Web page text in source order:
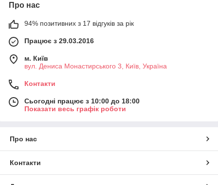
Про нас
94% позитивних з 17 відгуків за рік
Працює з 29.03.2016
м. Київ
вул. Дениса Монастирського 3, Київ, Україна
Контакти
Сьогодні працює з 10:00 до 18:00
Показати весь графік роботи
Про нас
Контакти